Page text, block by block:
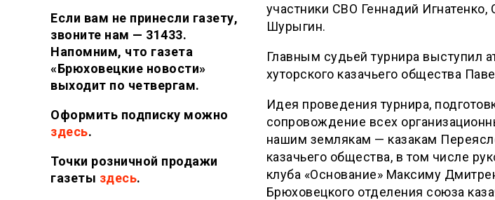
участники СВО Геннадий
Шурыгин.
Главным судьей турнира выступил
хуторского казачьего общества
Идея проведения турнира,
сопровождение всех
нашим землякам — казакам
казачьего общества, в том числе
клуба «Основание» Максиму
Брюховецкого отделения союза
Если вам не принесли газету,
звоните нам — 31433.
Напомним, что газета
«Брюховецкие новости»
выходит по четвергам.
Оформить подписку можно
здесь.
Точки розничной продажи
газеты здесь.